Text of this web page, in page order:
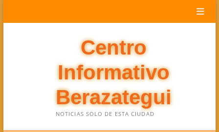
Centro
Informativo
Berazategui
NOTICIAS SOLO DE ESTA CIUDAD